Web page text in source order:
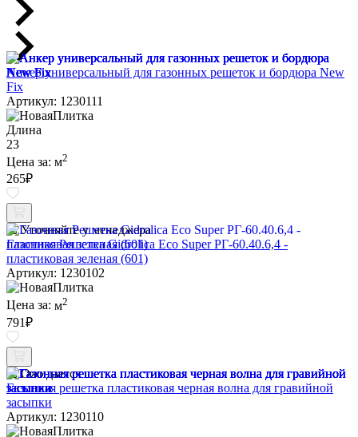
Анкер универсальный для газонных решеток и бордюра New
Fix
Артикул: 1230111
Длина
23
Цена за: м2
265₽
Уточняйте у менеджера
Газонная Решетка Gidrolica Eco Super РГ-60.40.6,4 -
пластиковая зеленая (601)
Артикул: 1230102
Цена за: м2
791₽
Ожидается
Газонная решетка пластиковая черная волна для гравийной
засыпки
Артикул: 1230110